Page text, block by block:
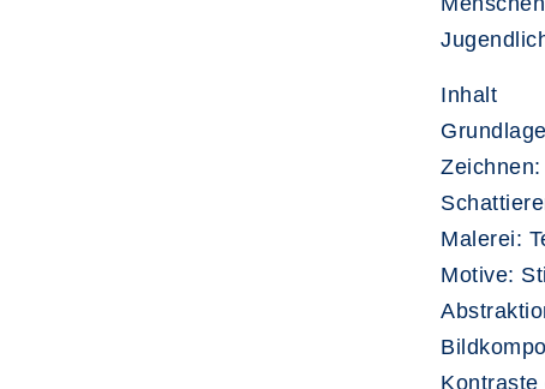
Inhalt
Malerei:
Motive: